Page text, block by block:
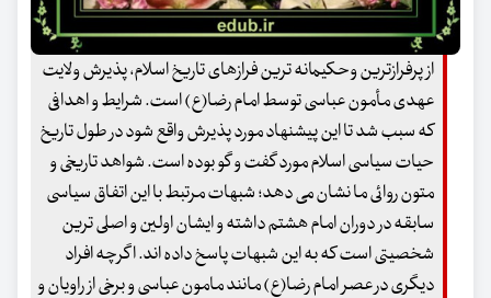
از پرفرازترین وحکیمانه ترین فرازهای تاریخ اسلام، پذیرش ولایت
عهدی مأمون عباسی توسط امام رضا(ع) است. شرایط و اهدافی
که سبب شد تا این پیشنهاد مورد پذیرش واقع شود در طول تاریخ
حیات سیاسی اسلام مورد گفت و گو بوده است. شواهد تاریخی و
متون روائی ما نشان می دهد؛ شبهات مرتبط با این اتفاق سیاسی
سابقه در دوران امام هشتم داشته و ایشان اولین و اصلی ترین
شخصیتی است که به این شبهات پاسخ داده اند. اگرچه افراد
دیگری در عصر امام رضا(ع) مانند مامون عباسی و برخی از راویان و